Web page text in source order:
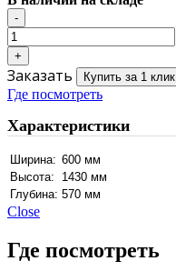
Заказать Купить за 1 клик
Где посмотреть
Характеристики
Ширина: 600 мм
Высота:
1430 мм
Глубина: 570 мм
Close
Где посмотреть